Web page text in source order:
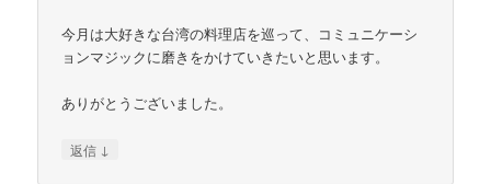
今月は大好きな台湾の料理店を巡って、コミュニケーシ
ョンマジックに磨きをかけていきたいと思います。
ありがとうございました。
返信 ↓